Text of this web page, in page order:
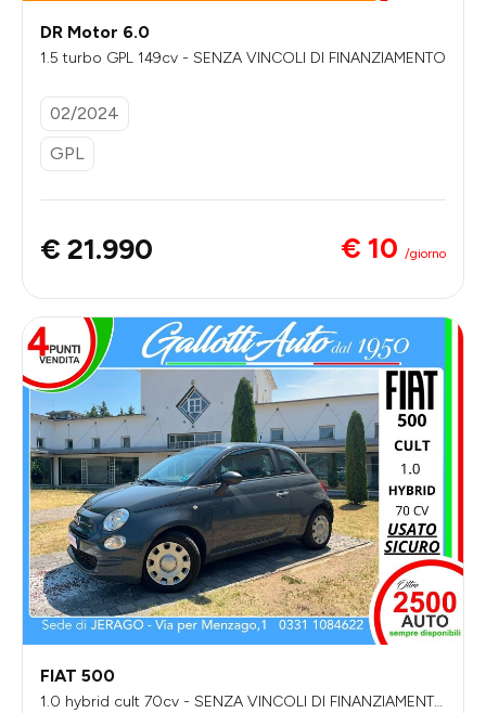
DR Motor 6.0
1.5 turbo GPL 149cv - SENZA VINCOLI DI FINANZIAMENTO
02/2024
GPL
€ 21.990 € 10 /giorno
FIAT 500
1.0 hybrid cult 70cv - SENZA VINCOLI DI FINANZIAMENT